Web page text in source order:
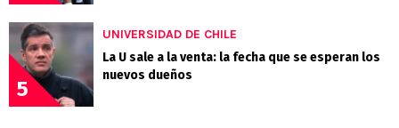
5
UNIVERSIDAD DE CHILE
La U sale a la venta: la fecha que se esperan los
nuevos dueños